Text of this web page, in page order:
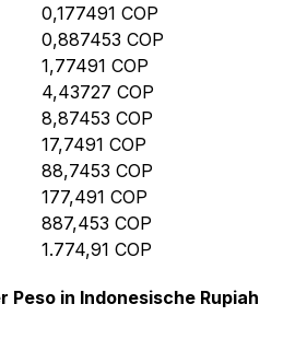
0,177491 COP
0,887453 COP
1,77491 COP
4,43727 COP
8,87453 COP
17,7491 COP
88,7453 COP
177,491 COP
887,453 COP
1.774,91 COP
Peso in Indonesische Rupiah